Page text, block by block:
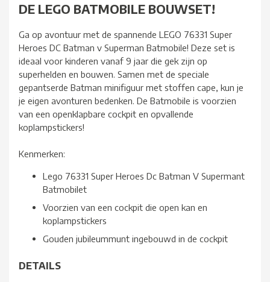
DE LEGO BATMOBILE BOUWSET!
Ga op avontuur met de spannende LEGO 76331 Super
Heroes DC Batman v Superman Batmobile! Deze set is
ideaal voor kinderen vanaf 9 jaar die gek zijn op
superhelden en bouwen. Samen met de speciale
gepantserde Batman minifiguur met stoffen cape, kun je
je eigen avonturen bedenken. De Batmobile is voorzien
van een openklapbare cockpit en opvallende
koplampstickers!
Kenmerken:
Lego 76331 Super Heroes Dc Batman V Supermant
Batmobilet
Voorzien van een cockpit die open kan en
koplampstickers
Gouden jubileummunt ingebouwd in de cockpit
DETAILS